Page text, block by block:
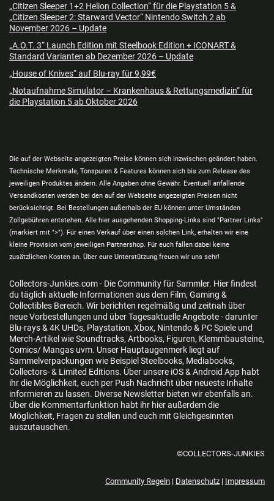
„Citizen Sleeper 1+2 Helion Collection“ für die Playstation 5 &
„Citizen Sleeper 2: Starward Vector“ Nintendo Switch 2 ab
November 2026 – Update
„A.O.T. 3“ Launch Edition mit Steelbook Edition + ICONART &
Standard Varianten ab Dezember 2026 – Update
„House of Knives“ auf Blu-ray für 9,99€
„Notaufnahme Simulator – Krankenhaus & Rettungsmedizin“ für
die Playstation 5 ab Oktober 2026
Die auf der Webseite angezeigten Preise können sich inzwischen geändert haben.
Technische Merkmale, Tonspuren & Features können sich bis zum Release des
jeweiligen Produktes ändern. Alle Angaben ohne Gewähr. Eventuell anfallende
Versandkosten werden bei den auf der Webseite angezeigten Preisen nicht
berücksichtigt. Bei Bestellungen außerhalb der EU können unter Umständen
Zollgebühren entstehen. Alle hier ausgehenden Shopping-Links sind "Partner Links"
(markiert mit ">"). Für einen Verkauf über einen solchen Link, erhalten wir eine
kleine Provision vom jeweiligen Partnershop. Für euch fallen dabei keine
zusätzlichen Kosten an. Über eure Unterstützung freuen wir uns sehr!
Collectors-Junkies.com - Die Community für Sammler. Hier findest
du täglich aktuelle Informationen aus dem Film, Gaming &
Collectibles Bereich. Wir berichten regelmäßig und zeitnah über
neue Vorbestellungen und über Tagesaktuelle Angebote - darunter
Blu-rays & 4K UHDs, Playstation, Xbox, Nintendo & PC Spiele und
Merch-Artikel wie Soundtracks, Artbooks, Figuren, Klemmbausteine,
Comics/ Mangas uvm. Unser Hauptaugenmerk liegt auf
Sammelverpackungen wie Beispiel Steelbooks, Mediabooks,
Collectors- & Limited Editions. Über unsere iOS & Android App habt
ihr die Möglichkeit, euch per Push Nachricht über neueste Inhalte
informieren zu lassen. Diverse Newsletter bieten wir ebenfalls an.
Über die Kommentarfunktion habt ihr hier außerdem die
Möglichkeit, Fragen zu stellen und euch mit Gleichgesinnten
auszutauschen.
©COLLECTORS-JUNKIES
Community Regeln | Datenschutz | Impressum